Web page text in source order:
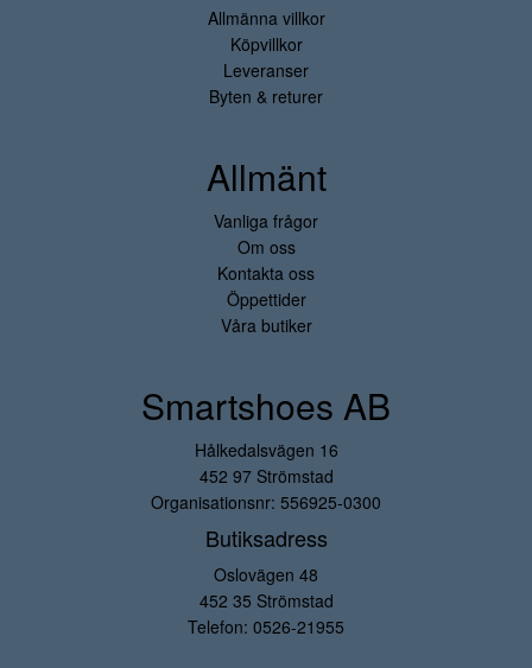
Allmänna villkor
Köpvillkor
Leveranser
Byten & returer
Allmänt
Vanliga frågor
Om oss
Kontakta oss
Öppettider
Våra butiker
Smartshoes AB
Hålkedalsvägen 16
452 97 Strömstad
Organisationsnr: 556925-0300
Butiksadress
Oslovägen 48
452 35 Strömstad
Telefon: 0526-21955